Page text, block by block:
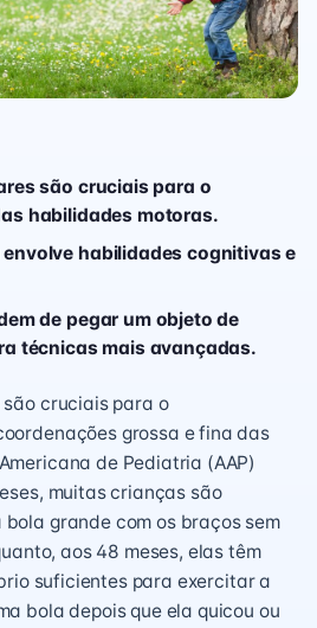
são cruciais para o
habilidades motoras.
habilidades cognitivas e
de pegar um objeto de
técnicas mais avançadas.
cruciais para o
grossa e fina das
de Pediatria (AAP)
muitas crianças são
grande com os braços sem
aos 48 meses, elas têm
suficientes para exercitar a
bola depois que ela quicou ou